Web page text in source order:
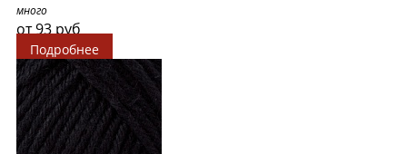
много
от 93 руб
Подробнее